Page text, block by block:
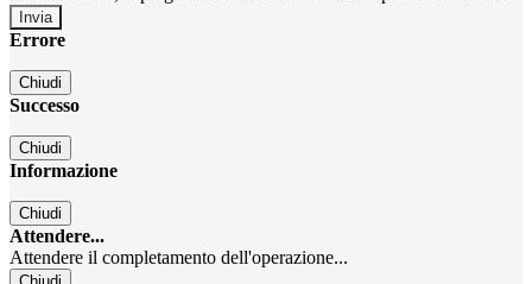
Errore
Chiudi
Successo
Chiudi
Informazione
Chiudi
Attendere...
Attendere il completamento dell'operazione...